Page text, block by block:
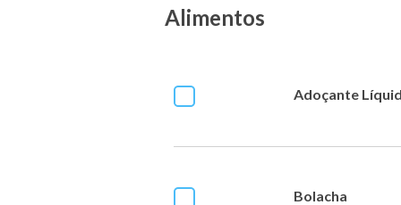
Alimentos
Adoçante
Bolacha